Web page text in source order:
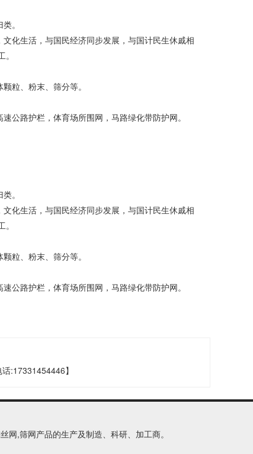
。
化生活，与国民经济同步发展，与国计民生休戚相
粒、粉末、筛分等。
公路护栏，体育场所围网，马路绿化带防护网。
。
化生活，与国民经济同步发展，与国计民生休戚相
粒、粉末、筛分等。
公路护栏，体育场所围网，马路绿化带防护网。
:17331454446】
,筛网产品的生产及制造、科研、加工商。